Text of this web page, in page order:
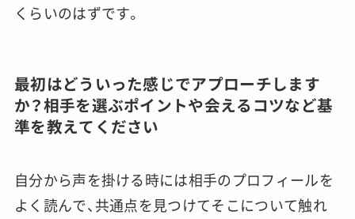
くらいのはずです。
最初はどういった感じでアプローチします
か？相手を選ぶポイントや会えるコツなど基
準を教えてください
自分から声を掛ける時には相手のプロフィールを
よく読んで、共通点を見つけてそこについて触れ